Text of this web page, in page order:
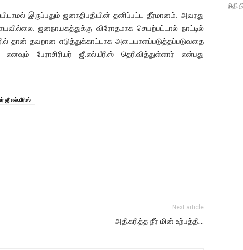
இருப்பதும் ஜனாதிபதியின் தனிப்பட்ட தீர்மானம். அவரது
ஜனநாயகத்துக்கு விரோதமாக செயற்பட்டால் நாட்டில்
தான் தவறான எடுத்துக்காட்டாக அடையாளப்படுத்தப்படுவதை
பேராசிரியர் ஜீ.எல்.பீரிஸ் தெரிவித்துள்ளார் என்பது
ஜீ.எல்.பீரிஸ்
Next article
அதிகரித்த நீர் மின் உற்பத்தி…
நிதி